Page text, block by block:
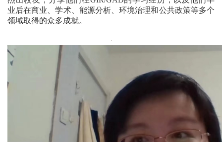
业后在商业、学术、能源分析、环境治理和公共政策等多个
领域取得的众多成就。